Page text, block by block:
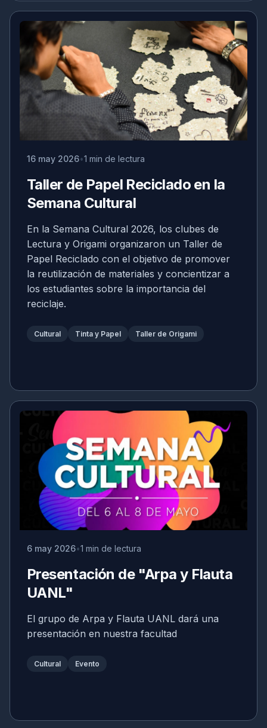
16 may 2026 1 min de lectura
Taller de Papel Reciclado en la
Semana Cultural
En la Semana Cultural 2026, los clubes de
Lectura y Origami organizaron un Taller de
Papel Reciclado con el objetivo de promover
la reutilización de materiales y concientizar a
los estudiantes sobre la importancia del
reciclaje.
Cultural Tinta y Papel Taller de Origami
6 may 2026 1 min de lectura
Presentación de "Arpa y Flauta
UANL"
El grupo de Arpa y Flauta UANL dará una
presentación en nuestra facultad
Cultural Evento